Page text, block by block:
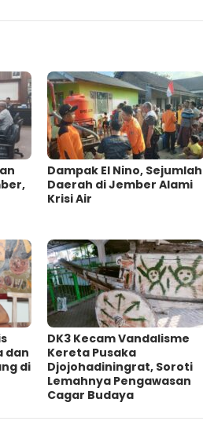
Dampak El Nino, Sejumlah
Daerah di Jember Alami
Krisi Air
dan
di
DK3 Kecam Vandalisme
Kereta Pusaka
Djojohadiningrat, Soroti
Lemahnya Pengawasan
Cagar Budaya